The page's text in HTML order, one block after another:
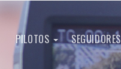
PILOTOS SEGUIDORES